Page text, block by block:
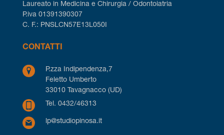
Laureato in Medicina e Chirurgia / Odontoiatria
P.iva 01391390307
C. F.: PNSLCN57E13L050I
CONTATTI
P.zza Indipendenza,7
Feletto Umberto
33010 Tavagnacco (UD)
Tel. 0432/46313
lp@studiopinosa.it